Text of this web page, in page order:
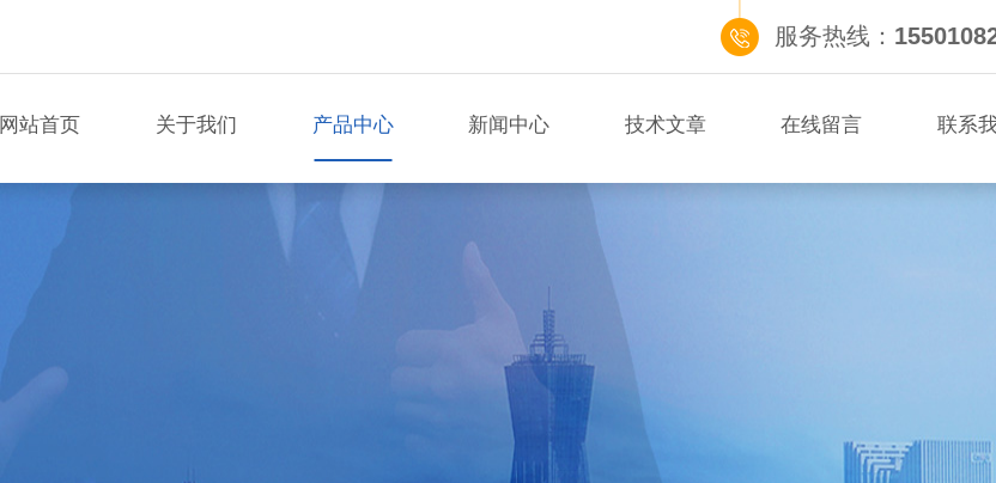
服务热线：
网站首页 关于我们 产品中心 新闻中心 技术文章 在线留言 联系